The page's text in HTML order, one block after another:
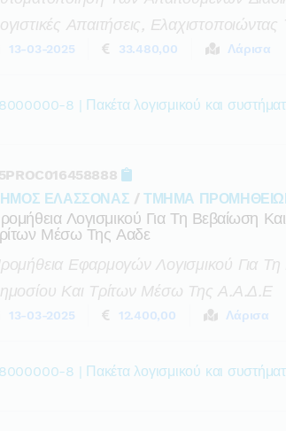
Απαιτήσεις,
13-03-2025 33.480,00 Λάρισα
8 | Πακέτα λογισμικού και
ΕΛΑΣΣΟΝΑΣ /ΤΜΗΜΑ
Λογισμικού Για Τη Βεβαίωση
Μέσω Της Ααδε
Εφαρμογών Λογισμικού Για
Και Τρίτων Μέσω Της Α.α.δ.ε
13-03-2025 12.400,00 Λάρισα
8 | Πακέτα λογισμικού και